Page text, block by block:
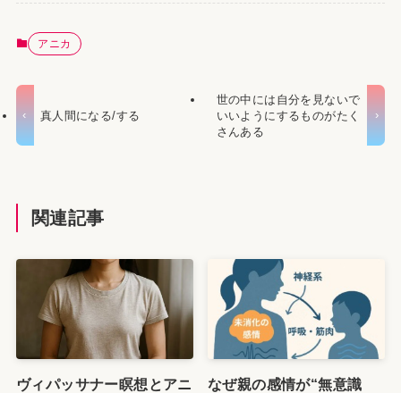
アニカ
真人間になる/する
世の中には自分を見ないで
いいようにするものがたく
さんある
関連記事
ヴィパッサナー瞑想とアニ
なぜ親の感情が“無意識